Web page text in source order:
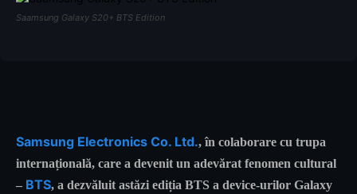
Saamsung Galaxy S20+ BTS Edition
Samsung Electronics Co. Ltd., în colaborare cu trupa
internațională, care a devenit un adevărat fenomen cultural
– BTS, a dezvăluit astăzi ediția BTS a device-urilor Galaxy